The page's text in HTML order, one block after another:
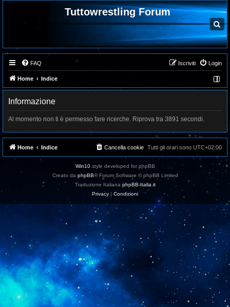
Tuttowrestling Forum
C
e
r
c
a
FAQ Login
Iscriviti
Home Indice
Informazione
Al momento non ti è permesso fare ricerche. Riprova tra 3891 secondi.
Home Indice Tutti gli orari sono UTC+02:00
Cancella cookie
Win10style developed for phpBB
Creato da phpBB® Forum Software © phpBB Limited
Traduzione Italiana phpBB-Italia.it
Privacy | Condizioni